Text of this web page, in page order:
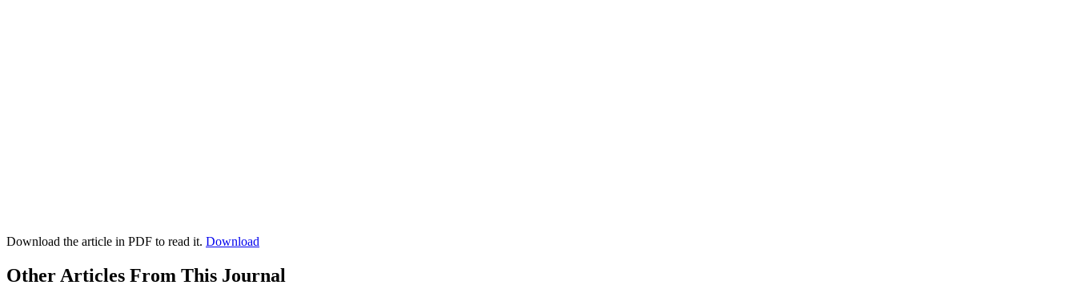
Download the article in PDF to read it. Download
Other Articles From This Journal